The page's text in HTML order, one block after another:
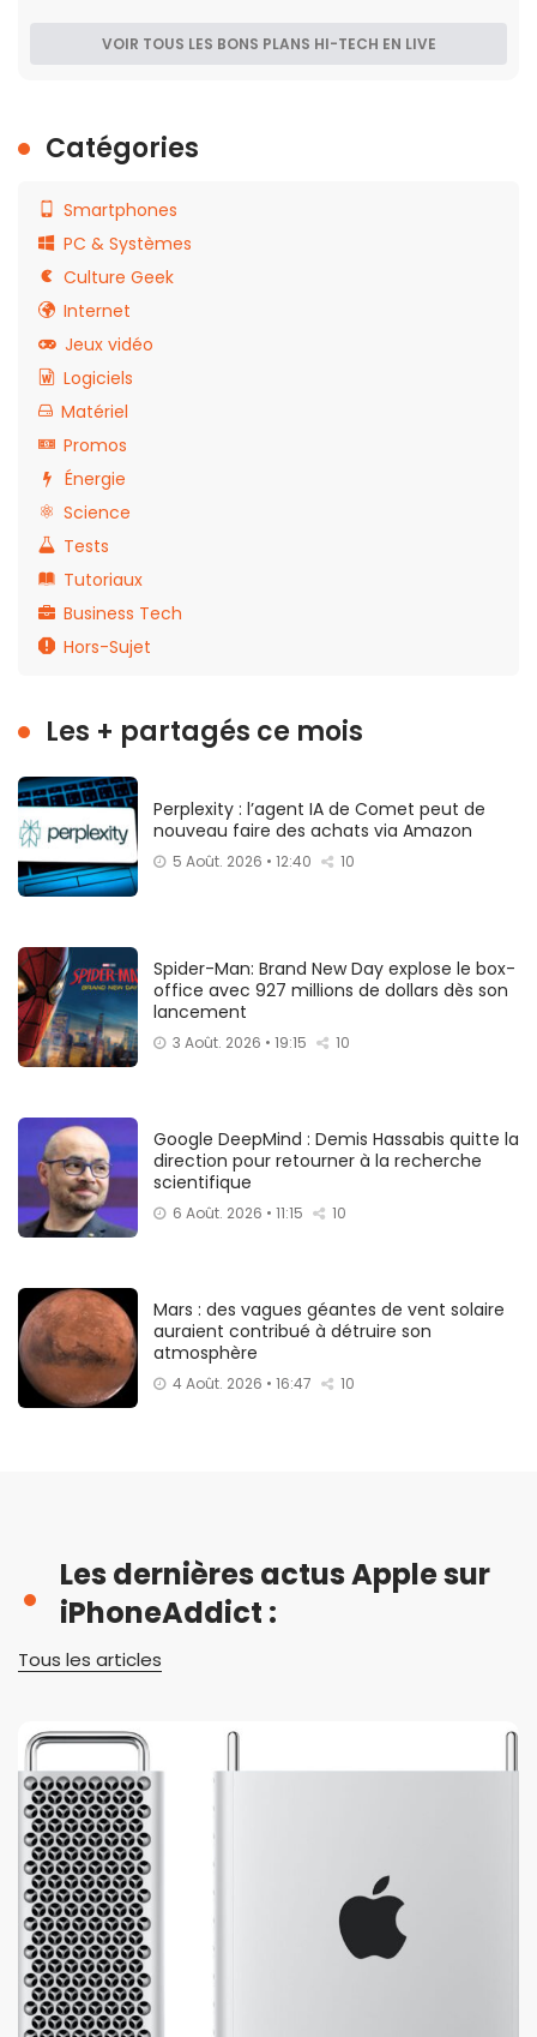
VOIR TOUS LES BONS PLANS HI-TECH EN LIVE
Catégories
Smartphones
PC & Systèmes
Culture Geek
Internet
Jeux vidéo
Logiciels
Matériel
Promos
Énergie
Science
Tests
Tutoriaux
Business Tech
Hors-Sujet
Les + partagés ce mois
Perplexity : l’agent IA de Comet peut de
nouveau faire des achats via Amazon
5 Août. 2026 • 12:40 10
Spider-Man: Brand New Day explose le box-
office avec 927 millions de dollars dès son
lancement
3 Août. 2026 • 19:15 10
Google DeepMind : Demis Hassabis quitte la
direction pour retourner à la recherche
scientifique
6 Août. 2026 • 11:15 10
Mars : des vagues géantes de vent solaire
auraient contribué à détruire son
atmosphère
4 Août. 2026 • 16:47 10
Les dernières actus Apple sur
iPhoneAddict :
Tous les articles